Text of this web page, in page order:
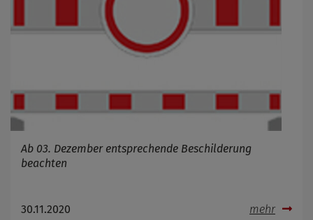
Ab 03. Dezember entsprechende Beschilderung
beachten
30.11.2020 mehr
Infos schließen